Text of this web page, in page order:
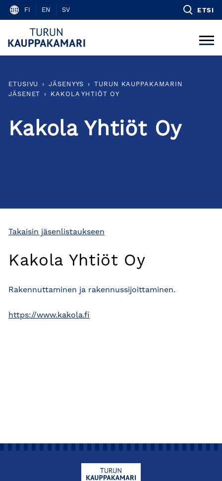
Skip
content
FI EN SV ETSI
ETUSIVU › JÄSENYYS ›
TURUN KAUPPAKAMARIN
JÄSENET
› KAKOLA YHTIÖT OY
Kakola Yhtiöt Oy
Takaisin jäsenlistaukseen
Kakola Yhtiöt Oy
Rakennuttaminen ja rakennussijoittaminen.
https://www.kakola.fi